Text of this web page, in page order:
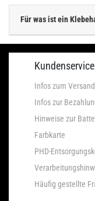
Für was ist ein
Kundenservice
Infos zum Versand
Infos zur
Hinweise zur
Farbkarte
PHD-
Häufig gestellte